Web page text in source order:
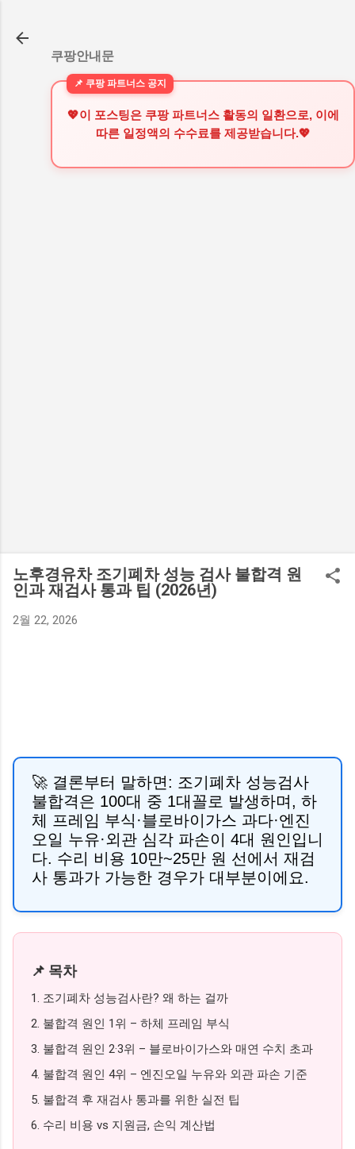
쿠팡안내문
💖이 포스팅은 쿠팡 파트너스 활동의 일환으로, 이에
따른 일정액의 수수료를 제공받습니다.💖
노후경유차 조기폐차 성능 검사 불합격 원
인과 재검사 통과 팁 (2026년)
2월 22, 2026
🚀 결론부터 말하면: 조기폐차 성능검사
불합격은 100대 중 1대꼴로 발생하며, 하
체 프레임 부식·블로바이가스 과다·엔진
오일 누유·외관 심각 파손이 4대 원인입니
다. 수리 비용 10만~25만 원 선에서 재검
사 통과가 가능한 경우가 대부분이에요.
📌 목차
1. 조기폐차 성능검사란? 왜 하는 걸까
2. 불합격 원인 1위 – 하체 프레임 부식
3. 불합격 원인 2·3위 – 블로바이가스와 매연 수치 초과
4. 불합격 원인 4위 – 엔진오일 누유와 외관 파손 기준
5. 불합격 후 재검사 통과를 위한 실전 팁
6. 수리 비용 vs 지원금, 손익 계산법